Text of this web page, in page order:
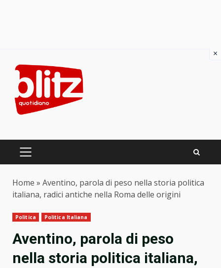
content
PRIMARY
Home » Aventino, parola di peso nella storia politica
italiana, radici antiche nella Roma delle origini
Politica Politica Italiana
Aventino, parola di peso
nella storia politica italiana,
×